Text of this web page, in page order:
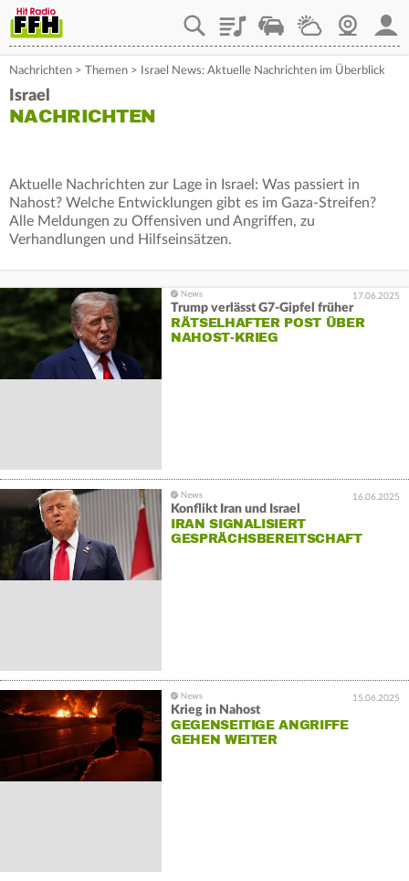
PlaylistStaupilotWetterWebcam
Nachrichten > Themen > Israel News: Aktuelle Nachrichten im Überblick
Israel
NACHRICHTEN
Aktuelle Nachrichten zur Lage in Israel: Was passiert in
Nahost? Welche Entwicklungen gibt es im Gaza-Streifen?
Alle Meldungen zu Offensiven und Angriffen, zu
Verhandlungen und Hilfseinsätzen.
17.06.2025
Trump verlässt G7-Gipfel früher
RÄTSELHAFTER POST ÜBER
NAHOST-KRIEG
16.06.2025
Konflikt Iran und Israel
IRAN SIGNALISIERT
GESPRÄCHSBEREITSCHAFT
15.06.2025
Krieg in Nahost
GEGENSEITIGE ANGRIFFE
GEHEN WEITER